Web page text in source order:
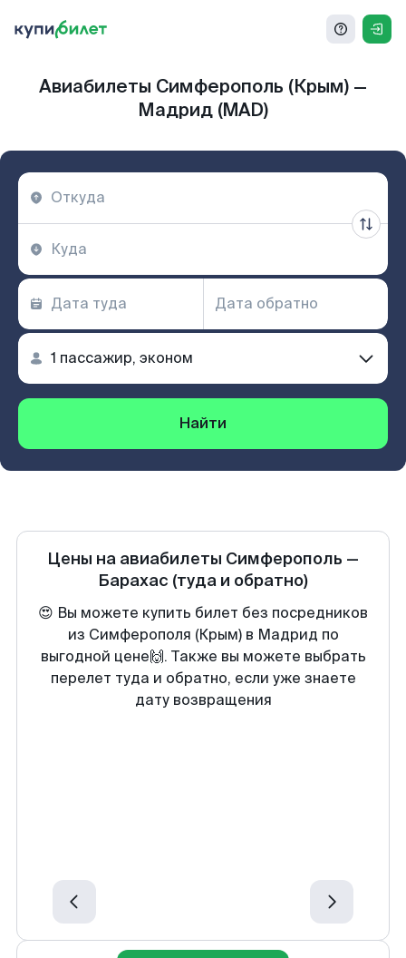
Авиабилеты Симферополь (Крым) —
Мадрид (MAD)
Найти
Цены на авиабилеты Симферополь —
Барахас (туда и обратно)
😍 Вы можете купить билет без посредников
из Симферополя (Крым) в Мадрид по
выгодной цене🙌. Также вы можете выбрать
перелет туда и обратно, если уже знаете
дату возвращения